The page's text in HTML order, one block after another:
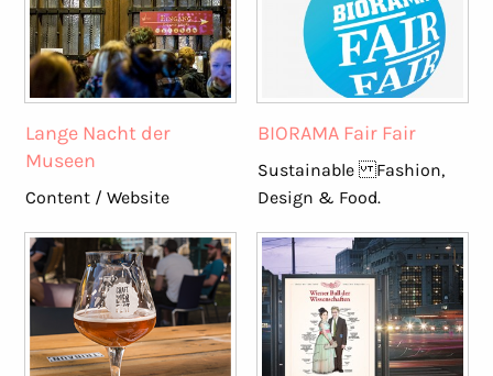
Lange Nacht der
Museen
Content / Website
BIORAMA Fair Fair
Sustainable Fashion,
Design & Food.